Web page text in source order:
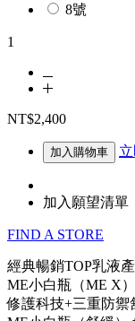
8號
1
NT$2,400
加入購物車
加入願望清單
FIND A STORE
經典暢銷TOP乳液
ME小白瓶（ME X
修護科技+三重防禦